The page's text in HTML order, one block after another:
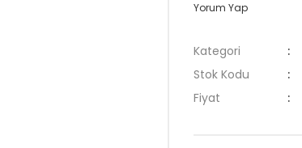
Yorum Yap
Kategori
Stok Kodu
Fiyat